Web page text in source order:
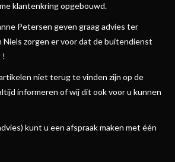
klantenkring opgebouwd.
Petersen geven graag advies ter
Niels zorgen er voor dat de buitendienst
!
niet terug te vinden zijn op de
informeren of wij dit ook voor u kunnen
kunt u een afspraak maken met één